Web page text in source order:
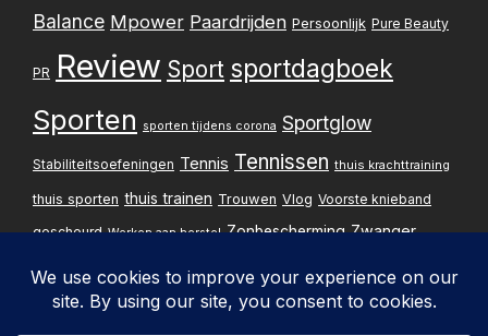
Balance Mpower Paardrijden Persoonlijk Pure Beauty
PR Review Sport sportdagboek
Sporten sporten tijdens corona Sportglow
Stabiliteitsoefeningen Tennis Tennissen thuis krachttraining
thuis sporten thuis trainen Trouwen Vlog Voorste knieband
gescheurd Werken aan herstel Zonbescherming Zwanger